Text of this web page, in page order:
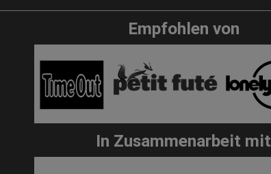
Empfohlen von
In Zusammenarbeit mit